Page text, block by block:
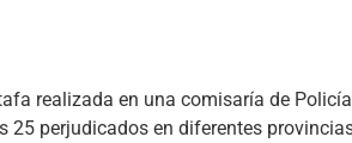
realizada en una comisaría de
25 perjudicados en diferentes